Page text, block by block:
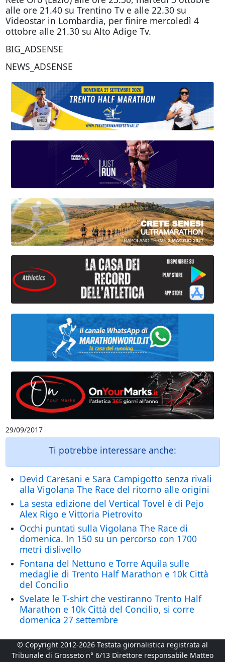
alle ore 21.40 su Trentino Tv e alle 22.30 su
Videostar in Lombardia, per finire mercoledì 4
ottobre alle 21.30 su Alto Adige Tv.
BIG_ADSENSE
NEWS_ADSENSE
29/09/2017
Ti potrebbe interessare anche:
Devid Caresani e Sara Campigotto senza rivali
alla Vigolana The Race del ritorno alle origini
La sesta edizione del Vertical Tovel è di Pejo
Alex Rigo e Vittoria Pietrovito
Occhi puntati sulla Vigolana The Race di
domenica. In 150 su un percorso con 1700
metri dislivello
Fontana del Nettuno e Torre Aquila sulle
medaglie di Trento Half Marathon e 10k Città
del Concilio
Svelate le T-shirt che vestiranno Trento Half
Marathon e 10k Città del Concilio, si corre
domenica 27 settembre
© Copyright 2012-2026 Testata giornalistica registrata al
Tribunale di Grosseto n° 6/13 Direttore responsabile Matteo